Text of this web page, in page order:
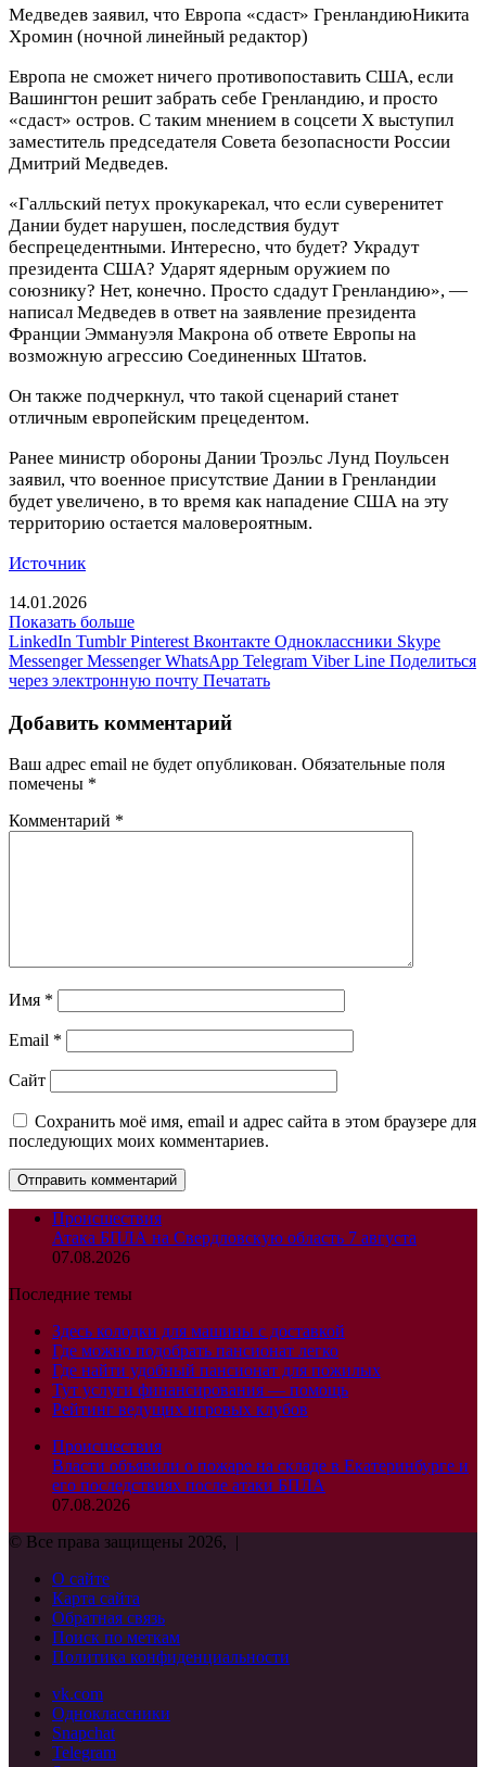
Медведев заявил, что Европа «сдаст» ГренландиюНикита
Хромин (ночной линейный редактор)
Европа не сможет ничего противопоставить США, если
Вашингтон решит забрать себе Гренландию, и просто
«сдаст» остров. С таким мнением в соцсети X выступил
заместитель председателя Совета безопасности России
Дмитрий Медведев.
«Галльский петух прокукарекал, что если суверенитет
Дании будет нарушен, последствия будут
беспрецедентными. Интересно, что будет? Украдут
президента США? Ударят ядерным оружием по
союзнику? Нет, конечно. Просто сдадут Гренландию», —
написал Медведев в ответ на заявление президента
Франции Эммануэля Макрона об ответе Европы на
возможную агрессию Соединенных Штатов.
Он также подчеркнул, что такой сценарий станет
отличным европейским прецедентом.
Ранее министр обороны Дании Троэльс Лунд Поульсен
заявил, что военное присутствие Дании в Гренландии
будет увеличено, в то время как нападение США на эту
территорию остается маловероятным.
Источник
14.01.2026
Показать больше
LinkedIn Tumblr Pinterest Вконтакте Одноклассники Skype
Messenger Messenger WhatsApp Telegram Viber Line Поделиться
через электронную почту Печатать
Добавить комментарий
Ваш адрес email не будет опубликован. Обязательные поля
помечены *
Комментарий *
Имя *
Email *
Сайт
Сохранить моё имя, email и адрес сайта в этом браузере для
последующих моих комментариев.
Происшествия
Атака БПЛА на Свердловскую область 7 августа
07.08.2026
Последние темы
Здесь колодки для машины с доставкой
Где можно подобрать пансионат легко
Где найти удобный пансионат для пожилых
Тут услуги финансирования — помощь
Рейтинг ведущих игровых клубов
Происшествия
Власти объявили о пожаре на складе в Екатеринбурге и
его последствиях после атаки БПЛА
07.08.2026
© Все права защищены 2026, |
О сайте
Карта сайта
Обратная связь
Поиск по меткам
Политика конфиденциальности
vk.com
Одноклассники
Snapchat
Telegram